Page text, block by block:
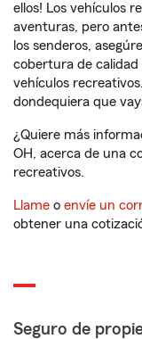
ellos! Los vehículos
aventuras, pero
los senderos,
cobertura de
vehículos
dondequiera que
¿Quiere más
OH, acerca de una
recreativos.
Llame o envíe un
obtener una
Seguro de